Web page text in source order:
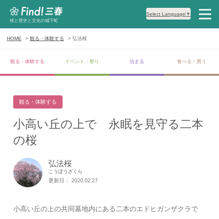
桜と歴史と文化の城下町
Select Language ▼
HOME 観る・体験する 弘法桜
観る・体験する イベント・祭り 泊まる 食べる・買う
観る・体験する
小高い丘の上で 永眠を見守る二本
の桜
弘法桜
こうぼうざくら
更新日： 2020.02.27
小高い丘の上の共同墓地内にある二本のエドヒガンザクラで